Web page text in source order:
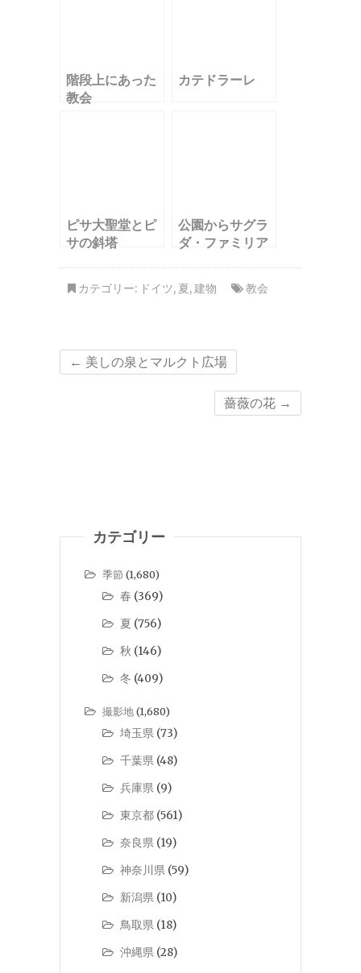
階段上にあった
教会
カテドラーレ
ピサ大聖堂とピ
サの斜塔
公園からサグラ
ダ・ファミリア
カテゴリー: ドイツ, 夏,建物 教会
← 美しの泉とマルクト広場
薔薇の花 →
カテゴリー
季節 (1,680)
春 (369)
夏 (756)
秋 (146)
冬 (409)
撮影地(1,680)
埼玉県 (73)
千葉県 (48)
兵庫県 (9)
東京都 (561)
奈良県 (19)
神奈川県 (59)
新潟県 (10)
鳥取県 (18)
沖縄県 (28)